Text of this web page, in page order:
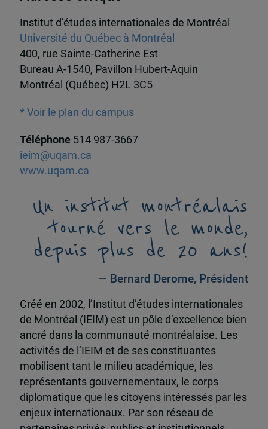
Institut d’études internationales de Montréal
Université du Québec à Montréal
400, rue Sainte-Catherine Est
Bureau A-1540, Pavillon Hubert-Aquin
Montréal (Québec) H2L 3C5
* Voir le plan du campus
Téléphone 514 987-3667
ieim@uqam.ca
www.uqam.ca
Un institut montréalais
tourné vers le monde,
depuis plus de 20 ans!
— Bernard Derome, Président
Créé en 2002, l’Institut d’études internationales
de Montréal (IEIM) est un pôle d’excellence bien
ancré dans la communauté montréalaise. Les
activités de l’IEIM et de ses constituantes
mobilisent tant le milieu académique, les
représentants gouvernementaux, le corps
diplomatique que les citoyens intéressés par les
enjeux internationaux. Par son réseau de